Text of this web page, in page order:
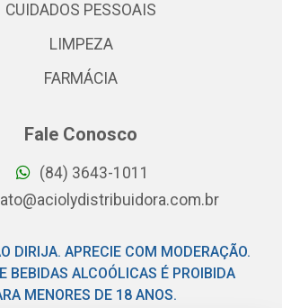
CUIDADOS PESSOAIS
LIMPEZA
FARMÁCIA
Fale Conosco
(84) 3643-1011
DIRIJA. APRECIE COM MODERAÇÃO.
BEBIDAS ALCOÓLICAS É PROIBIDA
MENORES DE 18 ANOS.